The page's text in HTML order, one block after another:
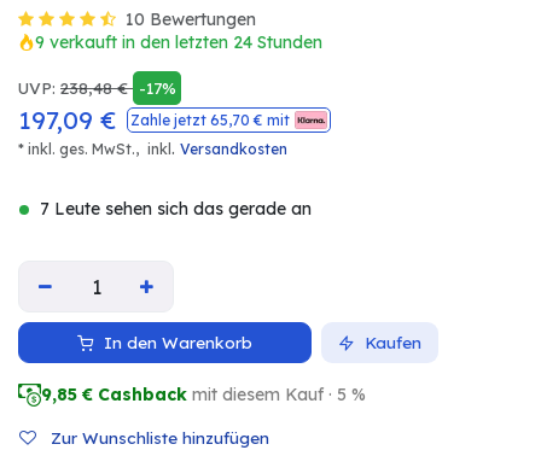
10 Bewertungen
9 verkauft in den letzten 24 Stunden
UVP: 238,48€ -17%
197,09 € Zahle jetzt 65,70 € mit
* inkl. ges. MwSt., inkl . Versandkosten
7 Leute sehen sich das gerade an
In den Warenkorb Kaufen
9,85 € Cashback mit diesem Kauf · 5 %
Zur Wunschliste hinzufügen